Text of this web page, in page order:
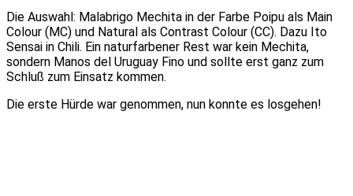
Die Auswahl: Malabrigo Mechita in der Farbe Poipu als Main
Colour (MC) und Natural als Contrast Colour (CC). Dazu Ito
Sensai in Chili. Ein naturfarbener Rest war kein Mechita,
sondern Manos del Uruguay Fino und sollte erst ganz zum
Schluß zum Einsatz kommen.
Die erste Hürde war genommen, nun konnte es losgehen!